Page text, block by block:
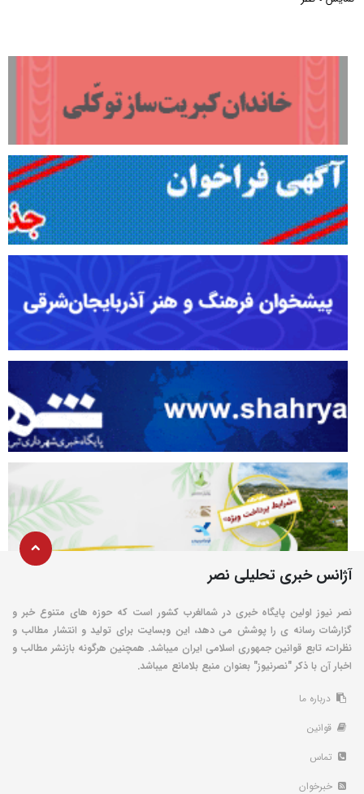
آژانس خبری تحلیلی نصر
نصر نیوز اولین پایگاه خبری در شمالغرب کشور است که حوزه های متنوع خبر و
گزارشات رسانه ی را پوشش می دهد، این وبسایت برای تولید و انتشار مطالب و
نظرات، تابع قوانین جمهوری اسلامی ایران میباشد. همچنین هرگونه بازنشر مطالب و
اخبار آن با ذکر "نصرنیوز" بعنوان منبع بلامانع میباشد.
درباره ما
قوانین
تماس
خبرخوان